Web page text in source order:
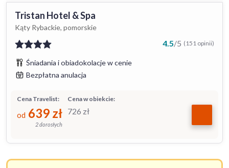
Tristan Hotel & Spa
Kąty Rybackie, pomorskie
4.5/5 (151 opinii)
Śniadania i obiadokolacje w cenie
Bezpłatna anulacja
Cena w obiekcie:
726 zł
Cena Travelist:
od 639 zł
2 dorosłych